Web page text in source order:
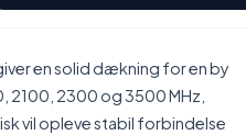
en solid dækning for en by
2300 og 3500 MHz,
vil opleve stabil forbindelse